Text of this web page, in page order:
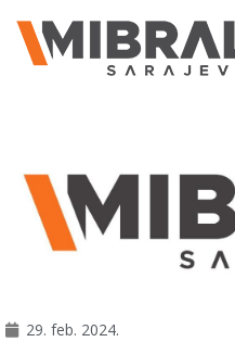
29. feb. 2024.